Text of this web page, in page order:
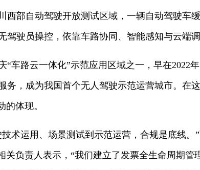
西部自动驾驶开放测试区域，一辆自动驾驶车
驾驶员操控，依靠车路协同、智能感知与云端
“车路云一体化”示范应用区域之一，早在2022
务，成为我国首个无人驾驶示范运营城市。在
的体现。
技术运用、场景测试到示范运营，合规是底线
关负责人表示，“我们建立了发票全生命周期